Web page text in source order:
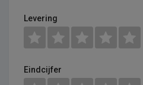
Levering
Eindcijfer